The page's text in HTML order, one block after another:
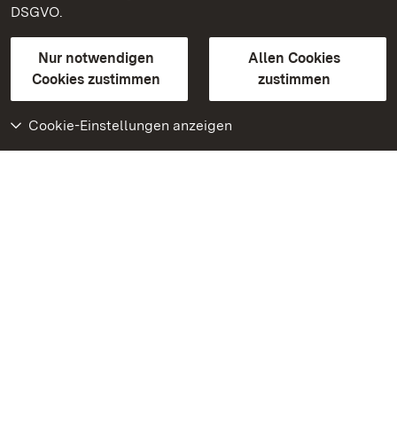
DSGVO.
Nur notwendigen
Cookies zustimmen
Allen Cookies
zustimmen
Cookie-Einstellungen anzeigen
Kontakt
GebärdenspracheLeichte Sprache
Erklärung zur Barrierefreiheit
BITV-konform (geprüfte Seiten)
Weiteres